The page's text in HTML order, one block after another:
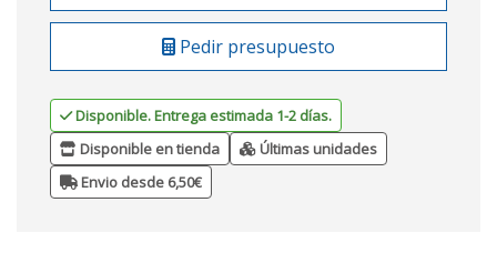
Pedir presupuesto
Disponible. Entrega estimada 1-2 días.
Disponible en tienda
Últimas unidades
Envio desde 6,50€